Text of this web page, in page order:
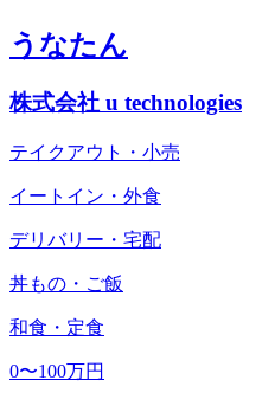
うなたん
株式会社 u technologies
テイクアウト・小売
イートイン・外食
デリバリー・宅配
丼もの・ご飯
和食・定食
0〜100万円